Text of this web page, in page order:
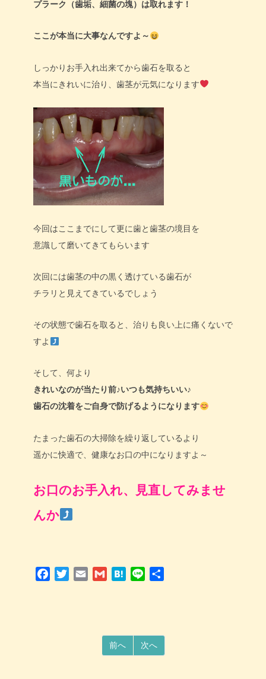
プラーク（歯垢、細菌の塊）は取れます！
ここが本当に大事なんですよ～
しっかりお手入れ出来てから歯石を取ると
本当にきれいに治り、歯茎が元気になります
今回はここまでにして更に歯と歯茎の境目を
意識して磨いてきてもらいます
次回には歯茎の中の黒く透けている歯石が
チラリと見えてきているでしょう
その状態で歯石を取ると、治りも良い上に痛くないで
すよ
そして、何より
きれいなのが当たり前♪いつも気持ちいい♪
歯石の沈着をご自身で防げるようになります
たまった歯石の大掃除を繰り返しているより
遥かに快適で、健康なお口の中になりますよ～
お口のお手入れ、見直してみませ
んか
Facebook
TwitterEmail Gmail Hatena
Line
前へ 次へ